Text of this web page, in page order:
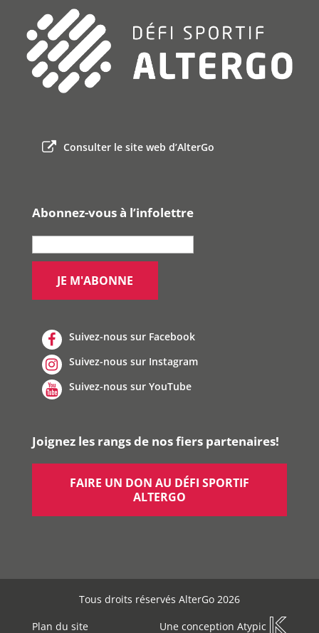
Consulter le site web d’AlterGo
Abonnez-vous à l’infolettre
Suivez-nous sur Facebook
Suivez-nous sur Instagram
Suivez-nous sur YouTube
Joignez les rangs de nos fiers partenaires!
FAIRE UN DON AU DÉFI SPORTIF
ALTERGO
Tous droits réservés AlterGo 2026
Plan du site
Une conceptionAtypic